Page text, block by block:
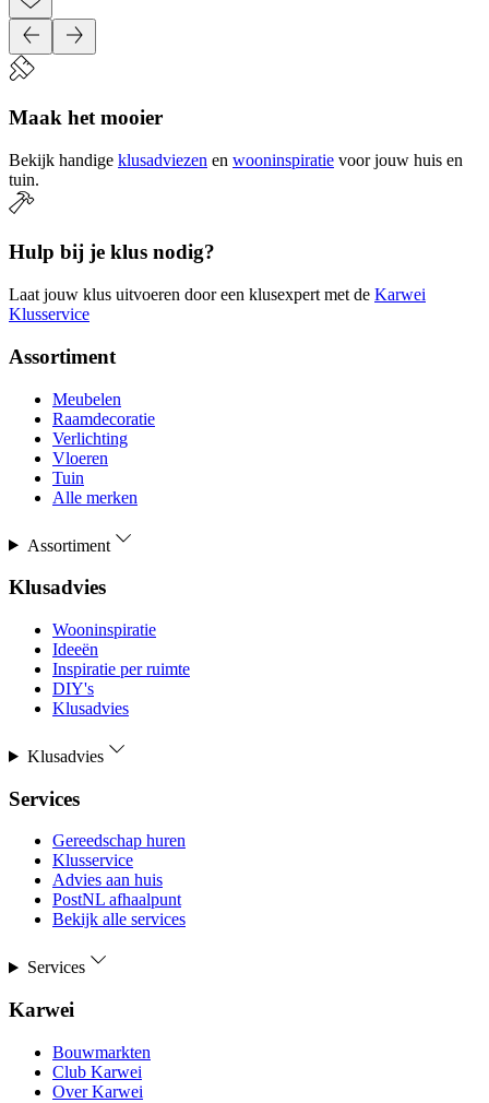
Maak het mooier
Bekijk handige klusadviezen en wooninspiratie voor jouw huis en
tuin.
Hulp bij je klus nodig?
Laat jouw klus uitvoeren door een klusexpert met de Karwei
Klusservice
Assortiment
Meubelen
Raamdecoratie
Verlichting
Vloeren
Tuin
Alle merken
Assortiment
Klusadvies
Wooninspiratie
Ideeën
Inspiratie per ruimte
DIY's
Klusadvies
Klusadvies
Services
Gereedschap huren
Klusservice
Advies aan huis
PostNL afhaalpunt
Bekijk alle services
Services
Karwei
Bouwmarkten
Club Karwei
Over Karwei